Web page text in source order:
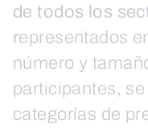
de todos los
representados
número y
participantes,
categorías de